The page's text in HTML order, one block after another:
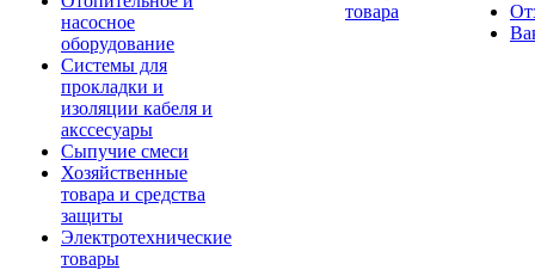
насосное
оборудование
Системы для
прокладки и
изоляции кабеля и
акссесуары
Сыпучие смеси
Хозяйственные
товара и средства
защиты
Электротехнические
товары
товара